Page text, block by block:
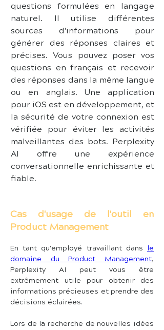
questions formulées en langage
naturel. Il utilise différentes
sources d'informations pour
générer des réponses claires et
précises. Vous pouvez poser vos
questions en français et recevoir
des réponses dans la même langue
ou en anglais. Une application
pour iOS est en développement, et
la sécurité de votre connexion est
vérifiée pour éviter les activités
malveillantes des bots. Perplexity
AI offre une expérience
conversationnelle enrichissante et
fiable.
Cas d'usage de l'outil en
Product Management
En tant qu'employé travaillant dans le
domaine du Product Management,
Perplexity AI peut vous être
extrêmement utile pour obtenir des
informations précieuses et prendre des
décisions éclairées.
Lors de la recherche de nouvelles idées